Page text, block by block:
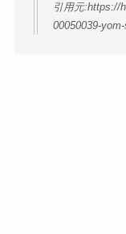
引用元:https://
00050039-